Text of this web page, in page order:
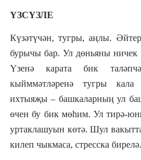
ҮЗСҮЗЛЕ
Күзәтүчән, тугры, аңлы.
бурычы бар. Ул дөньяны ничек
Үзенә карата бик
кыйммәтләренә тугры
ихтыяҗы – башкаларның ул
өчен бу бик мөһим. Ул тирә-
уртаклашуын көтә. Шул
килеп чыкмаса, стресска бирелә.